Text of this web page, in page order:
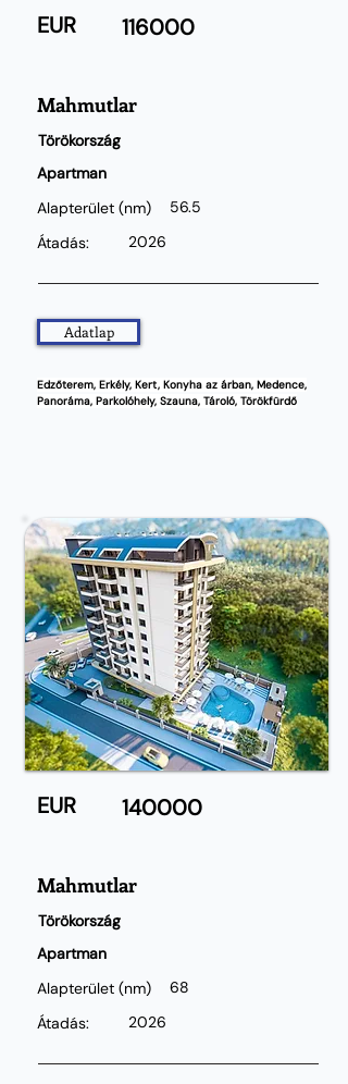
EUR 116000
Mahmutlar
Törökország
Apartman
Alapterület (nm)
56.5
Átadás:
2026
Adatlap
Edzőterem, Erkély, Kert, Konyha az árban, Medence,
Panoráma, Parkolóhely, Szauna, Tároló, Törökfürdő
EUR 140000
Mahmutlar
Törökország
Apartman
Alapterület (nm)
68
Átadás:
2026